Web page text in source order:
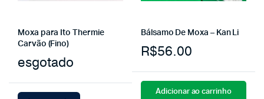
Moxa para Ito Thermie
Carvão (Fino)
esgotado
Bálsamo De Moxa – Kan Li
R$56.00
Adicionar ao carrinho